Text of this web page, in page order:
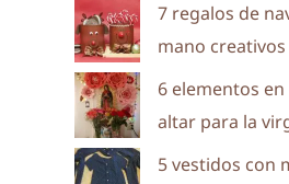
7 regalos de
mano
6 elementos
altar para la
5 vestidos con